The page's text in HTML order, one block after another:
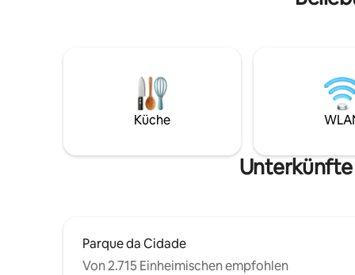
Du wirst
einer
dich wie
Küche
Unterkünfte
Parque da Cidade
Von 2.715 Einheimischen empfohlen